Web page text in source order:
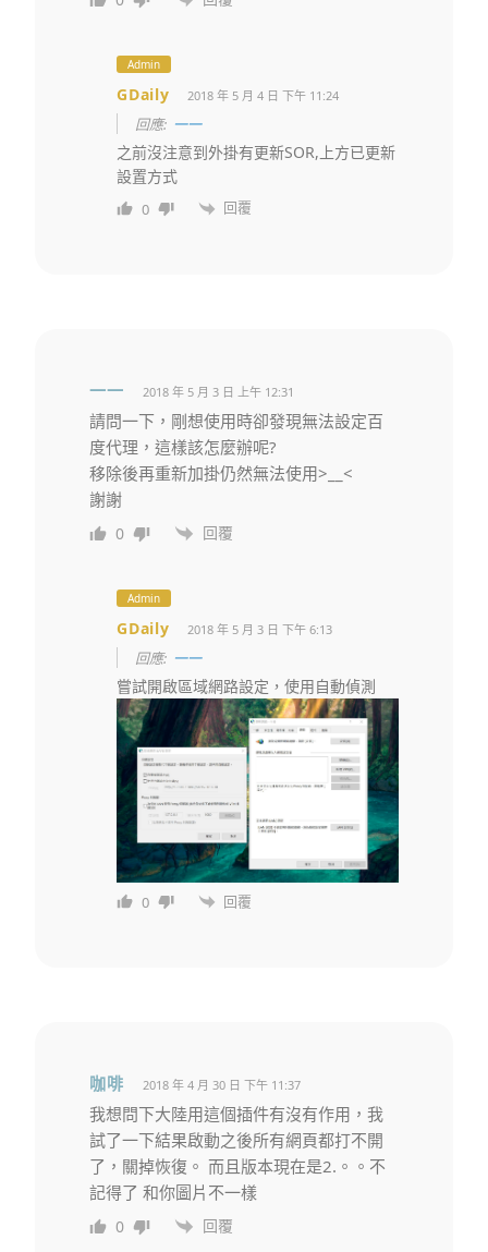
Admin
GDaily 2018 年 5 月 4 日 下午 11:24
回應: 一一
之前沒注意到外掛有更新SOR,上方已更新
設置方式
0 回覆
一一 2018 年 5 月 3 日 上午 12:31
請問一下，剛想使用時卻發現無法設定百
度代理，這樣該怎麼辦呢?
移除後再重新加掛仍然無法使用>__<
謝謝
0 回覆
Admin
GDaily 2018 年 5 月 3 日 下午 6:13
回應: 一一
嘗試開啟區域網路設定，使用自動偵測
0 回覆
咖啡 2018 年 4 月 30 日 下午 11:37
我想問下大陸用這個插件有沒有作用，我
試了一下結果啟動之後所有網頁都打不開
了，關掉恢復。 而且版本現在是2.。。不
記得了 和你圖片不一樣
0 回覆